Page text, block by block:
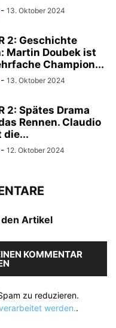
- 13. Oktober 2024
2: Geschichte
Martin Doubek ist
Champion...
- 13. Oktober 2024
2: Spätes Drama
Rennen. Claudio
die...
- 12. Oktober 2024
Artikel
KOMMENTAR
zu reduzieren.
werden..